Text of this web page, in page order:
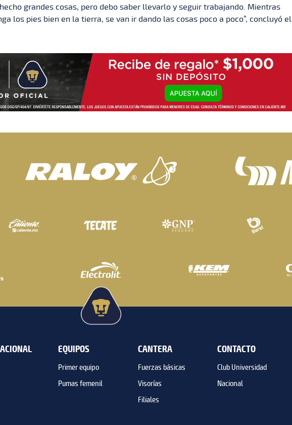
grandes cosas, pero debo saber llevarlo y seguir trabajando. Mientras
los pies bien en la tierra, se van ir dando las cosas poco a poco”, concluyó el
EQUIPOS
Primer equipo
Pumas femenil
CONTACTO
Club Universidad
Nacional
CANTERA
Fuerzas básicas
Visorías
Filiales